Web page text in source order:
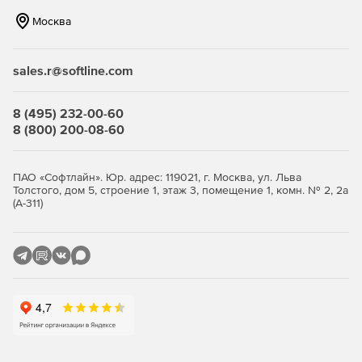
Smartsheet позволяет легко отправлять важные
может отправлять PDF, презентации, текстовые
документы, графические файлы, таблицы и много другое.
С программой Smartsheet можно легко включить
дедлайнов. Smartsheet может отправлять уведомления
через электронную почту. Настройка автоматического
выполнить задание в срок, но и упростить рабочий
процесс. В уведомление включаются только изменения,
внесенные другими соавторами.
Москва
sales.r@softline.com
8 (495) 232-00-60
8 (800) 200-08-60
ПАО «Софтлайн». Юр. адрес: 119021, г. Москва, ул. Льва
Толстого, дом 5, строение 1, этаж 3, помещение 1, комн. № 2, 2а
(А-311)